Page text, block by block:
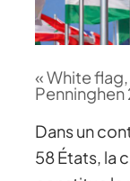
« White
Dans un
58 États, la